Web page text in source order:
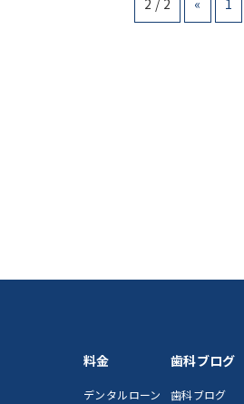
2 / 2 « 1
料金
デンタルローン
歯科ブログ
歯科ブログ